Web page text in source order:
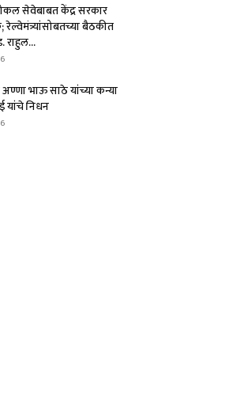
सेवेबाबत केंद्र सरकार
बैठकीत
राहुल...
भाऊ साठे यांच्या कन्या
यांचे निधन